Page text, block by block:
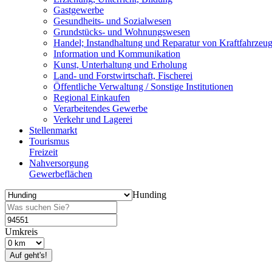
Gastgewerbe
Gesundheits- und Sozialwesen
Grundstücks- und Wohnungswesen
Handel; Instandhaltung und Reparatur von
Information und Kommunikation
Kunst, Unterhaltung und Erholung
Land- und Forstwirtschaft, Fischerei
Öffentliche Verwaltung / Sonstige Institutionen
Regional Einkaufen
Verarbeitendes Gewerbe
Verkehr und Lagerei
Stellenmarkt
Tourismus
Freizeit
Nahversorgung
Gewerbeflächen
Hunding
Umkreis
Auf geht's!